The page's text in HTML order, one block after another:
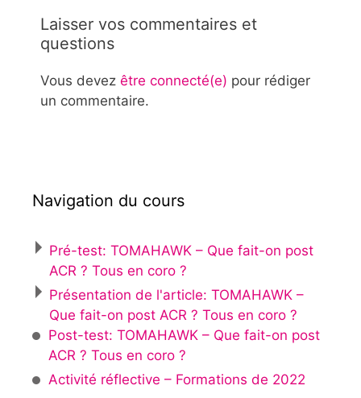
Laisser vos commentaires et
questions
Vous devez être connecté(e) pour rédiger
un commentaire.
Navigation du cours
Pré-test: TOMAHAWK – Que fait-on post
ACR ? Tous en coro ?
Présentation de l'article: TOMAHAWK –
Que fait-on post ACR ? Tous en coro ?
Post-test: TOMAHAWK – Que fait-on post
ACR ? Tous en coro ?
Activité réflective – Formations de 2022